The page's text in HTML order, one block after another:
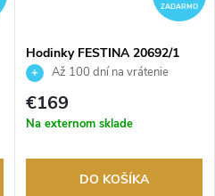
ZADARMO
Hodinky FESTINA 20692/1
Až 100 dní na vrátenie
tovaru. Autorizovaný predajca.
€169
Na externom sklade
DO KOŠÍKA